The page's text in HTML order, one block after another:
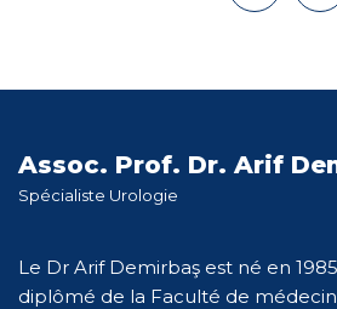
Assoc. Prof. Dr. Arif
Spécialiste Urologie
Le Dr Arif Demirbaş est né en
diplômé de la Faculté de